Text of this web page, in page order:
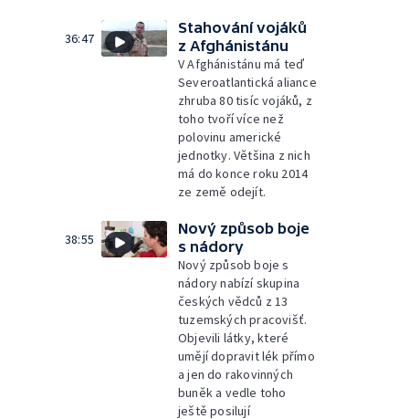
36:47
Stahování vojáků
z Afghánistánu
V Afghánistánu má teď
Severoatlantická aliance
zhruba 80 tisíc vojáků, z
toho tvoří více než
polovinu americké
jednotky. Většina z nich
má do konce roku 2014
ze země odejít.
38:55
Nový způsob boje
s nádory
Nový způsob boje s
nádory nabízí skupina
českých vědců z 13
tuzemských pracovišť.
Objevili látky, které
umějí dopravit lék přímo
a jen do rakovinných
buněk a vedle toho
ještě posilují